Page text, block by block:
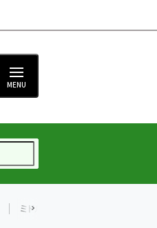
MENU
ミドルウェア